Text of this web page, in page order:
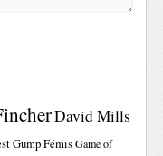
David Mills
GumpFémis Game of